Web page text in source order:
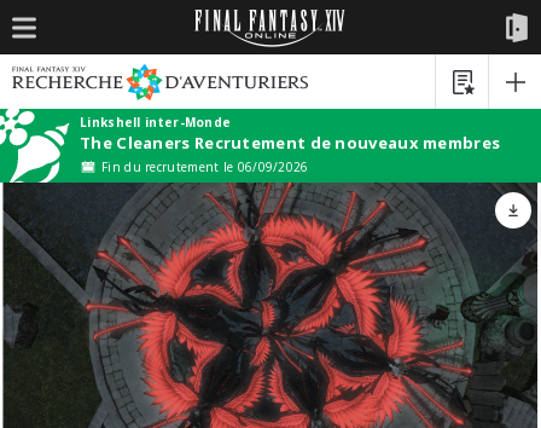
Linkshell inter-Monde
The Cleaners Recrutement de nouveaux membres
Fin du recrutement le 06/09/2026